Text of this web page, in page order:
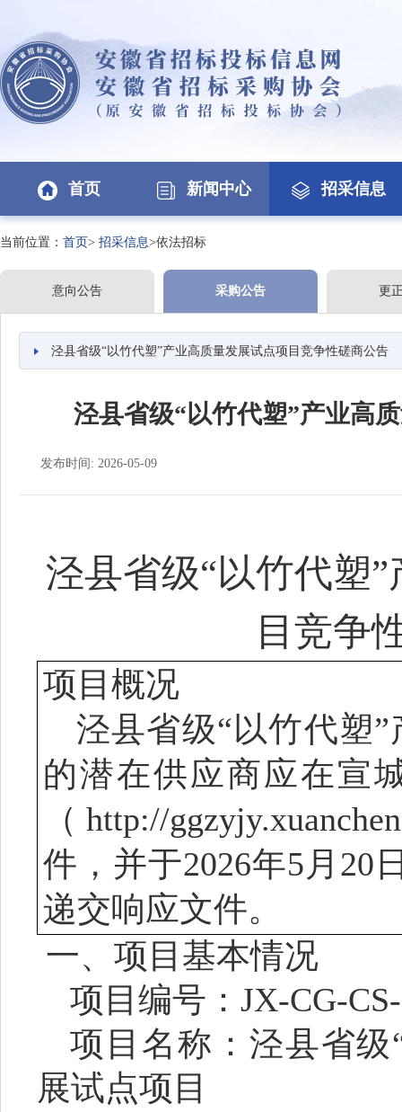
首页 新闻中心 招采信息
当前位置： 首页> 招采信息>依法招标
意向公告 采购公告 更
泾县省级“以竹代塑”产业高质量发展试点项目竞争性磋商公告
泾县省级“以竹代塑”产业高
发布时间: 2026-05-09
泾县省级“以竹代塑
目竞争
项目概况
泾县省级“以竹代塑
的潜在供应商应在宣
（ http://
件，并于2026年5 月 20
递交响应文件。
一、项目基本情况
项目编号：JX-CG-
项目名称：泾县省
展试点项目